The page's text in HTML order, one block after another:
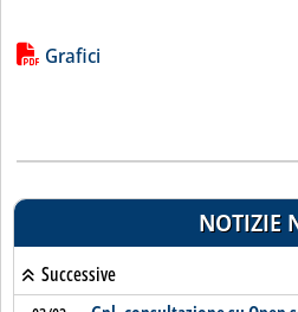
Lista allegati PDF alla
Grafici
NOTIZIE
Successive